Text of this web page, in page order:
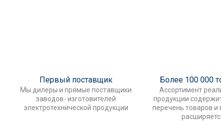
Первый поставщик
Мы дилеры и прямые поставщики
заводов- изготовителей
электротехнической продукции
Более 100 000
Ассортимент
продукции
перечень товаров и